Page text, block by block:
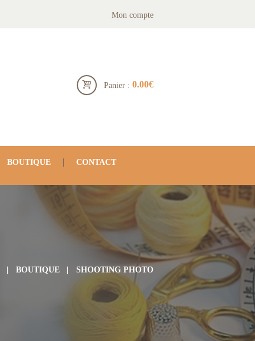
Mon compte
Panier : 0.00€
BOUTIQUE
CONTACT
BOUTIQUE SHOOTING PHOTO